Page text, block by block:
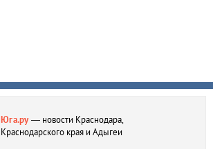
Юга.ру— новости Краснодара,
Краснодарского края и Адыгеи